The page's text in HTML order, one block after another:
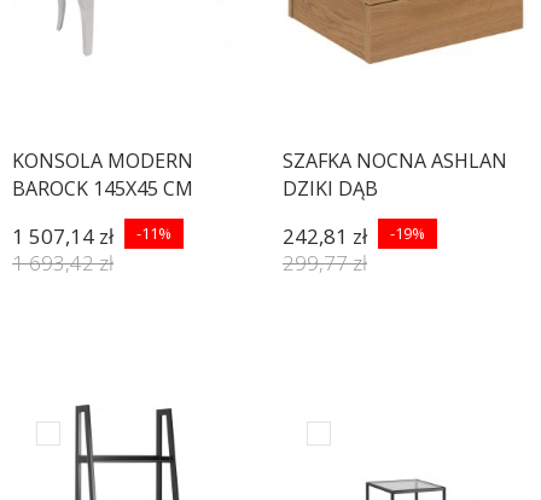
KONSOLA MODERN
BAROCK 145X45 CM
1 507,14 zł -11%
1 693,42 zł
SZAFKA NOCNA ASHLAN
DZIKI DĄB
242,81 zł -19%
299,77 zł